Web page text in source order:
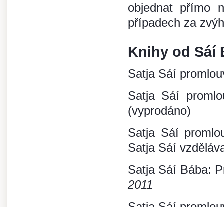
objednat přímo
případech za
Knihy od Sáí
Satja Sáí
Satja Sáí
(vyprodáno)
Satja Sáí
Satja Sáí
Satja Sáí Bába:
2011